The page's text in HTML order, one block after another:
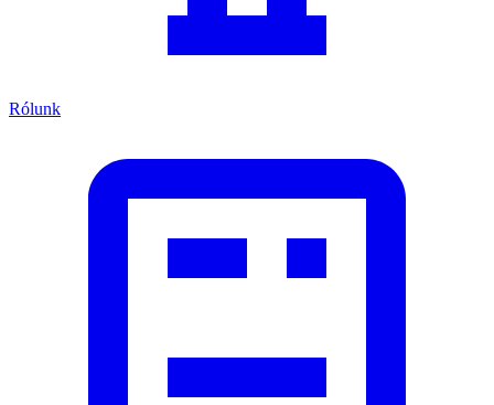
Rólunk